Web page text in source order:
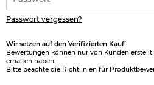
Passwort vergessen?
Wir setzen auf den Verifizierten Kauf!
Bewertungen können nur von Kunden
erhalten haben.
Bitte beachte die Richtlinien für